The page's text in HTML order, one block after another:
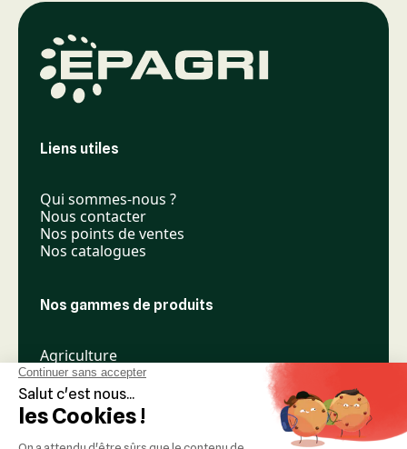
Liens utiles
Qui sommes-nous ?
Nous contacter
Nos points de ventes
Nos catalogues
Nos gammes de produits
Agriculture
Élevage
Espaces verts
Nos réseaux